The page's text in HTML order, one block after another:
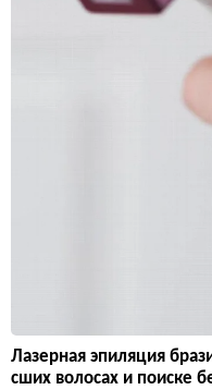
Лазерная эпиляция
сших волосах и поиске